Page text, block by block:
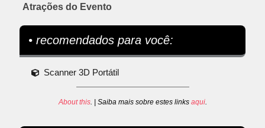
Atrações do Evento
• recomendados para você:
Scanner 3D Portátil
About this. | Saiba mais sobre estes links aqui.